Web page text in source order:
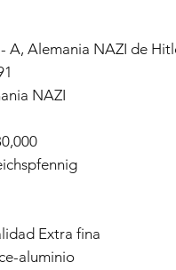
A, Alemania NAZI de
NAZI
Extra fina
aluminio